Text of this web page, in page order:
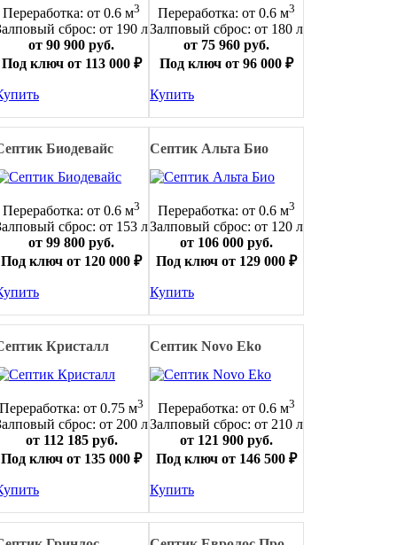
Переработка: от 0.6 м3
сброс: от 190 л
от 90 900 руб.
Под ключ от 113 000 ₽
Переработка: от 0.6 м3
Залповый сброс: от 180 л
от 75 960 руб.
Под ключ от 96 000 ₽
Купить
Биодевайс
Переработка: от 0.6 м3
сброс: от 153 л
от 99 800 руб.
Под ключ от 120 000 ₽
Септик Альта Био
Переработка: от 0.6 м3
Залповый сброс: от 120 л
от 106 000 руб.
Под ключ от 129 000 ₽
Купить
Кристалл
Переработка: от 0.75 м3
сброс: от 200 л
от 112 185 руб.
Под ключ от 135 000 ₽
Септик Novo Eko
Переработка: от 0.6 м3
Залповый сброс: от 210 л
от 121 900 руб.
Под ключ от 146 500 ₽
Купить